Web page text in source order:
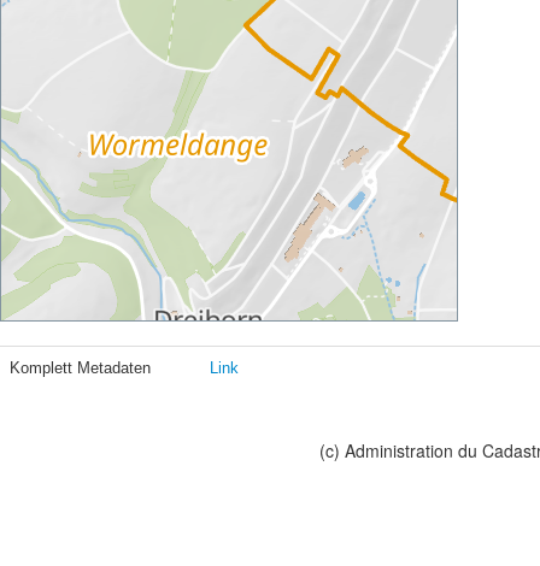
Komplett Metadaten Link
(c) Administration du